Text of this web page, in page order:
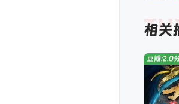
相关
豆瓣:2.0